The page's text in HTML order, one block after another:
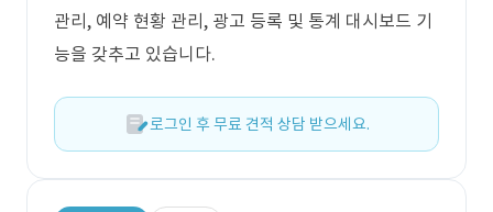
관리, 예약 현황 관리, 광고 등록 및 통계 대시보드 기
능을 갖추고 있습니다.
로그인 후 무료 견적 상담 받으세요.